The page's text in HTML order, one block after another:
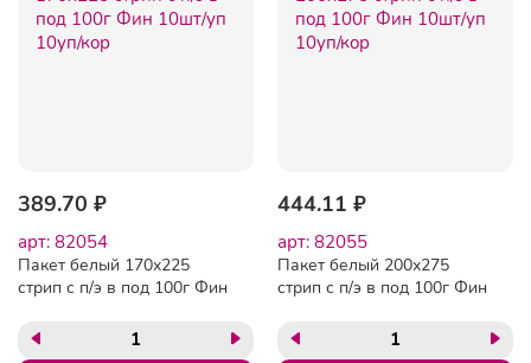
389.70 ₽
арт: 82054
Пакет белый 170х225
стрип с п/э в под 100г Фин
444.11 ₽
арт: 82055
Пакет белый 200х275
стрип с п/э в под 100г Фин